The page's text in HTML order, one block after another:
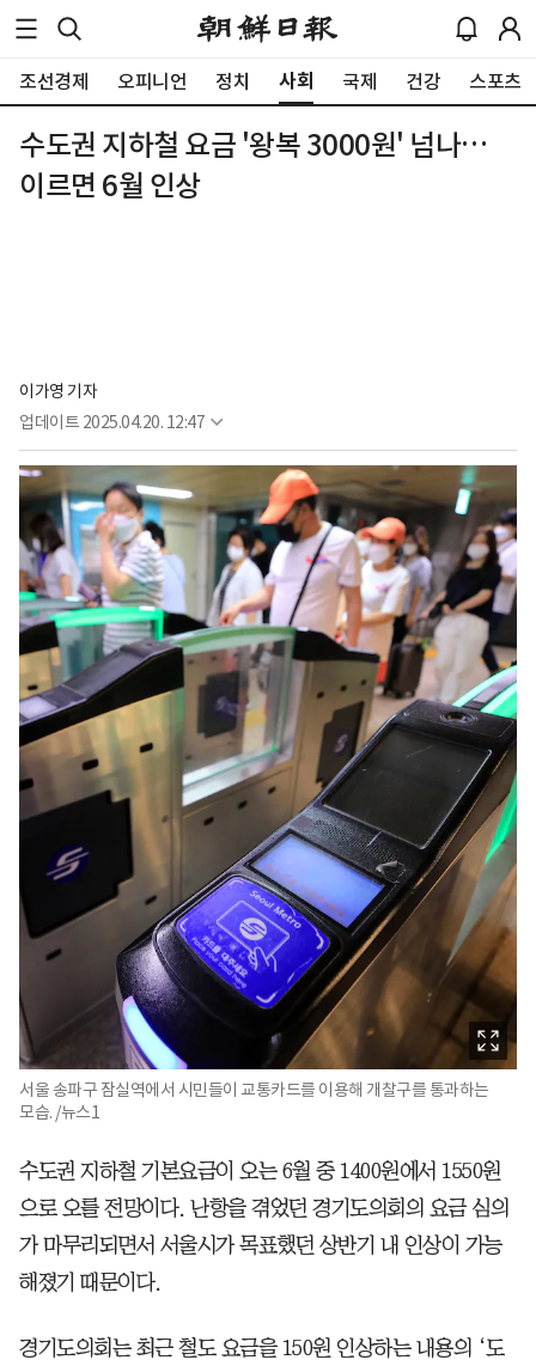
조선경제 오피니언 정치 사회 국제 건강 스포츠
수도권 지하철 요금 '왕복 3000원' 넘나…
이르면 6월 인상
이가영 기자
업데이트 2025.04.20. 12:47
서울 송파구 잠실역에서 시민들이 교통카드를 이용해 개찰구를 통과하는
모습. /뉴스1
수도권 지하철 기본요금이 오는 6월 중 1400원에서 1550원
으로 오를 전망이다. 난항을 겪었던 경기도의회의 요금 심의
가 마무리되면서 서울시가 목표했던 상반기 내 인상이 가능
해졌기 때문이다.
경기도의회는 최근 철도 요금을 150원 인상하는 내용의 ‘도